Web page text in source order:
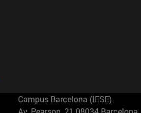
Campus Barcelona (IESE)